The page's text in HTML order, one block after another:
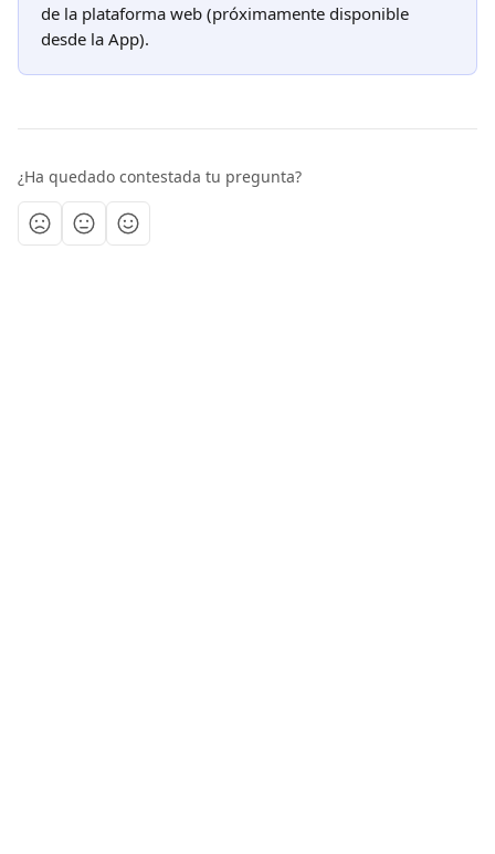
de la plataforma web (próximamente disponible
desde la App).
¿Ha quedado contestada tu pregunta?